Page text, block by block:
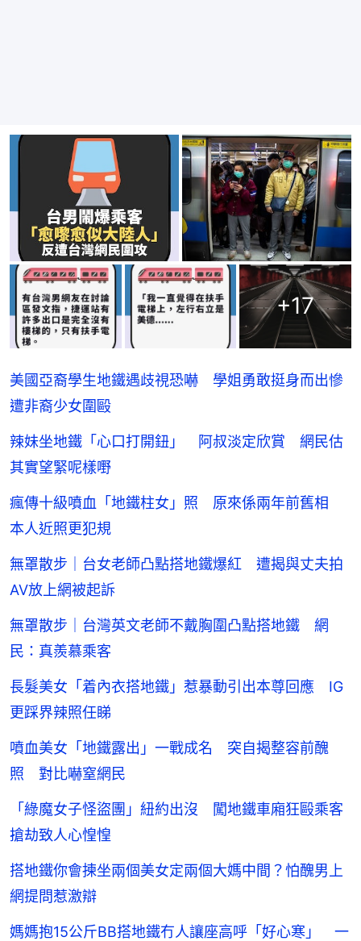
+17
美國亞裔學生地鐵遇歧視恐嚇 學姐勇敢挺身而出慘
遭非裔少女圍毆
辣妹坐地鐵「心口打開鈕」 阿叔淡定欣賞 網民估
其實望緊呢樣嘢
瘋傳十級噴血「地鐵柱女」照 原來係兩年前舊相
本人近照更犯規
無罩散步｜台女老師凸點搭地鐵爆紅 遭揭與丈夫拍
AV放上網被起訴
無罩散步｜台灣英文老師不戴胸圍凸點搭地鐵 網
民：真羨慕乘客
長髮美女「着內衣搭地鐵」惹暴動引出本尊回應 IG
更踩界辣照任睇
噴血美女「地鐵露出」一戰成名 突自揭整容前醜
照 對比嚇窒網民
「綠魔女子怪盜團」紐約出沒 闖地鐵車廂狂毆乘客
搶劫致人心惶惶
搭地鐵你會揀坐兩個美女定兩個大媽中間？怕醜男上
網提問惹激辯
媽媽抱15公斤BB搭地鐵冇人讓座高呼「好心寒」 一